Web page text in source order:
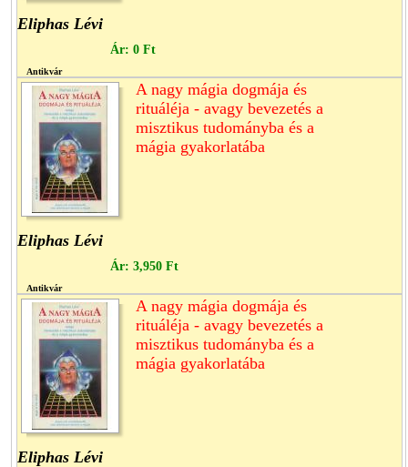
Eliphas Lévi
Ár: 0 Ft
Antikvár
A nagy mágia dogmája és
rituáléja - avagy bevezetés a
misztikus tudományba és a
mágia gyakorlatába
Eliphas Lévi
Ár: 3,950 Ft
Antikvár
A nagy mágia dogmája és
rituáléja - avagy bevezetés a
misztikus tudományba és a
mágia gyakorlatába
Eliphas Lévi